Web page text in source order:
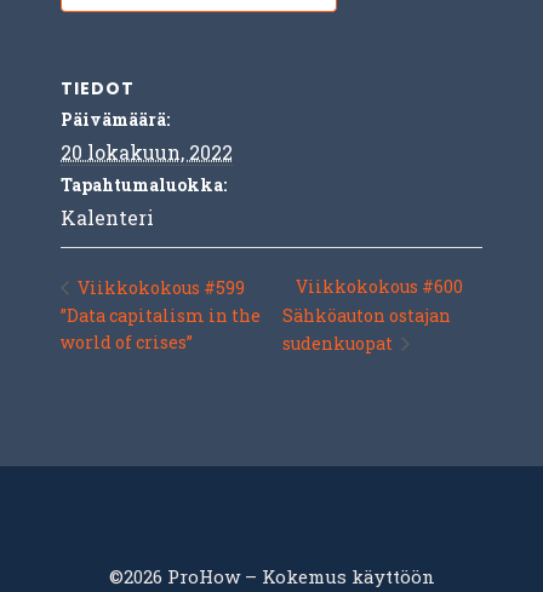
TIEDOT
Päivämäärä:
20 lokakuun, 2022
Tapahtumaluokka:
Kalenteri
Viikkokokous #599
”Data capitalism in the
world of crises”
Viikkokokous #600
Sähköauton ostajan
sudenkuopat
©2026 ProHow – Kokemus käyttöön